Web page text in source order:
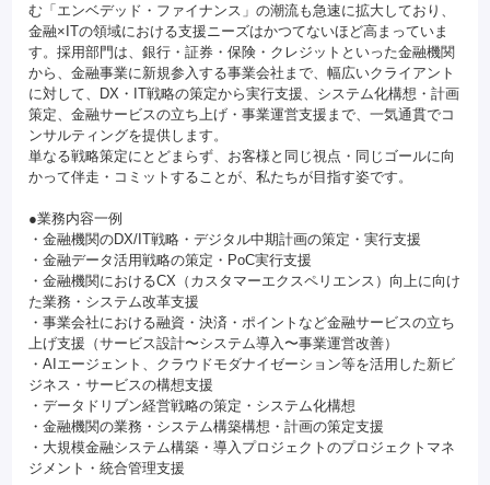
む「エンベデッド・ファイナンス」の潮流も急速に拡大しており、
金融×ITの領域における支援ニーズはかつてないほど高まっていま
す。採用部門は、銀行・証券・保険・クレジットといった金融機関
から、金融事業に新規参入する事業会社まで、幅広いクライアント
に対して、DX・IT戦略の策定から実行支援、システム化構想・計画
策定、金融サービスの立ち上げ・事業運営支援まで、一気通貫でコ
ンサルティングを提供します。
単なる戦略策定にとどまらず、お客様と同じ視点・同じゴールに向
かって伴走・コミットすることが、私たちが目指す姿です。
●業務内容一例
・金融機関のDX/IT戦略・デジタル中期計画の策定・実行支援
・金融データ活用戦略の策定・PoC実行支援
・金融機関におけるCX（カスタマーエクスペリエンス）向上に向け
た業務・システム改革支援
・事業会社における融資・決済・ポイントなど金融サービスの立ち
上げ支援（サービス設計〜システム導入〜事業運営改善）
・AIエージェント、クラウドモダナイゼーション等を活用した新ビ
ジネス・サービスの構想支援
・データドリブン経営戦略の策定・システム化構想
・金融機関の業務・システム構築構想・計画の策定支援
・大規模金融システム構築・導入プロジェクトのプロジェクトマネ
ジメント・統合管理支援